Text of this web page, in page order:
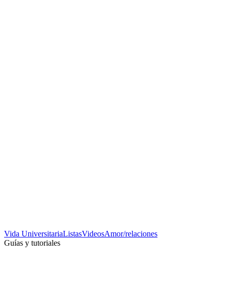
Vida UniversitariaListasVideosAmor/relaciones
Guías y tutoriales